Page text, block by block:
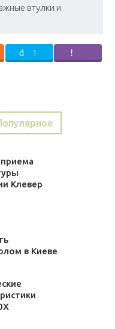
втулки и
1
Клевер
в Киеве